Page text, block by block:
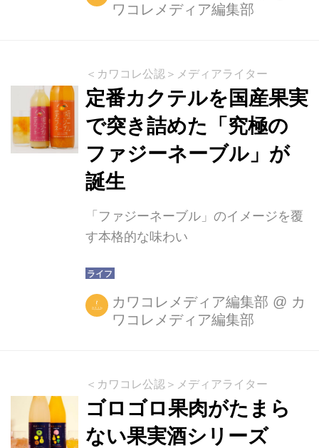
ワコレメディア編集部
＜カワコレ公認＞メディアライター
定番カクテルを国産果実
で突き詰めた「究極の
ファジーネーブル」が
誕生
「ファジーネーブル」のイメージを覆
す本格的な味わい
カワコレメディア編集部 @ カ
ワコレメディア編集部
＜カワコレ公認＞メディアライター
ゴロゴロ果肉がたまら
ない果実酒シリーズ